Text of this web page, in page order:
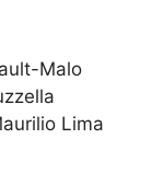
Malo
Lima